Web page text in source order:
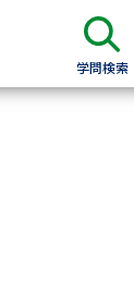
学問検索